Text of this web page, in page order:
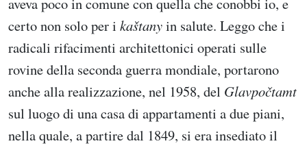
certo non solo per i kaštanyin salute. Leggo che i
radicali rifacimenti architettonici operati sulle
rovine della seconda guerra mondiale, portarono
anche alla realizzazione, nel 1958, del Glavpočtamt
sul luogo di una casa di appartamenti a due piani,
nella quale, a partire dal 1849, si era insediato il